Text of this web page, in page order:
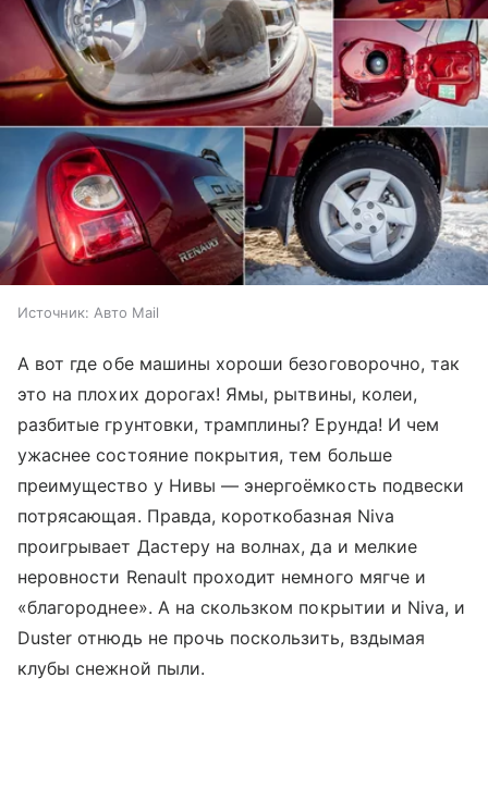
Источник: Авто Mail
А вот где обе машины хороши безоговорочно, так
это на плохих дорогах! Ямы, рытвины, колеи,
разбитые грунтовки, трамплины? Ерунда! И чем
ужаснее состояние покрытия, тем больше
преимущество у Нивы — энергоёмкость подвески
потрясающая. Правда, короткобазная Niva
проигрывает Дастеру на волнах, да и мелкие
неровности Renault проходит немного мягче и
«благороднее». А на скользком покрытии и Niva, и
Duster отнюдь не прочь поскользить, вздымая
клубы снежной пыли.